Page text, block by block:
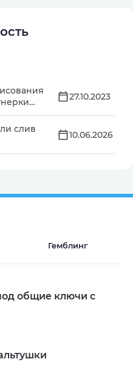
27.10.2023
слив
10.06.2026
Гемблинг
общие ключи с